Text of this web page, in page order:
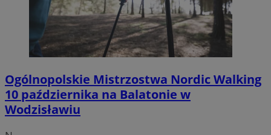
Ogólnopolskie Mistrzostwa Nordic Walking
10 października na Balatonie w
Wodzisławiu